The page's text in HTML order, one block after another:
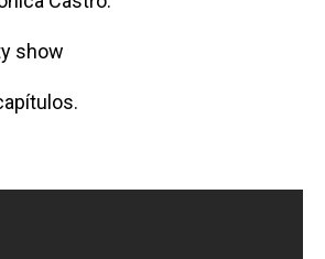
show